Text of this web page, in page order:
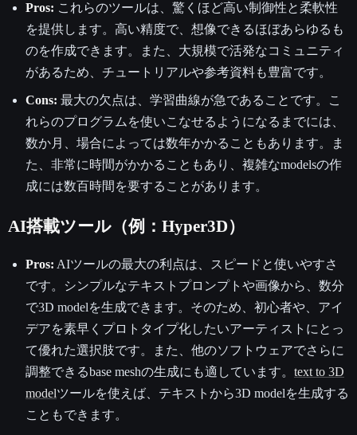
Pros: これらのツールは、驚くほど高い制御性と柔軟性
を提供します。高い精度で、想像できるほぼあらゆるも
のを作成できます。また、大規模で活発なコミュニティ
があるため、チュートリアルや参考資料も豊富です。
Cons: 最大の欠点は、学習曲線が急であることです。こ
れらのプログラムを使いこなせるようになるまでには、
数か月、場合によっては数年かかることもあります。ま
た、非常に時間がかかることもあり、複雑なmodelsの作
成には数百時間を要することがあります。
AI搭載ツール（例：Hyper3D）
Pros: AIツールの最大の利点は、スピードと使いやすさ
です。シンプルなテキストプロンプトや画像から、数分
で3D modelを生成できます。そのため、初心者や、アイ
デアを素早くプロトタイプ化したいアーティストにとっ
て優れた選択肢です。また、他のソフトウェアでさらに
調整できるbase meshの生成にも適しています。 text to 3D
modelツールを使えば、テキストから3D modelを生成する
こともできます。